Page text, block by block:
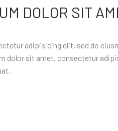
DOLOR SIT
adipisicing elit, sed do
dolor sit amet, consectetur